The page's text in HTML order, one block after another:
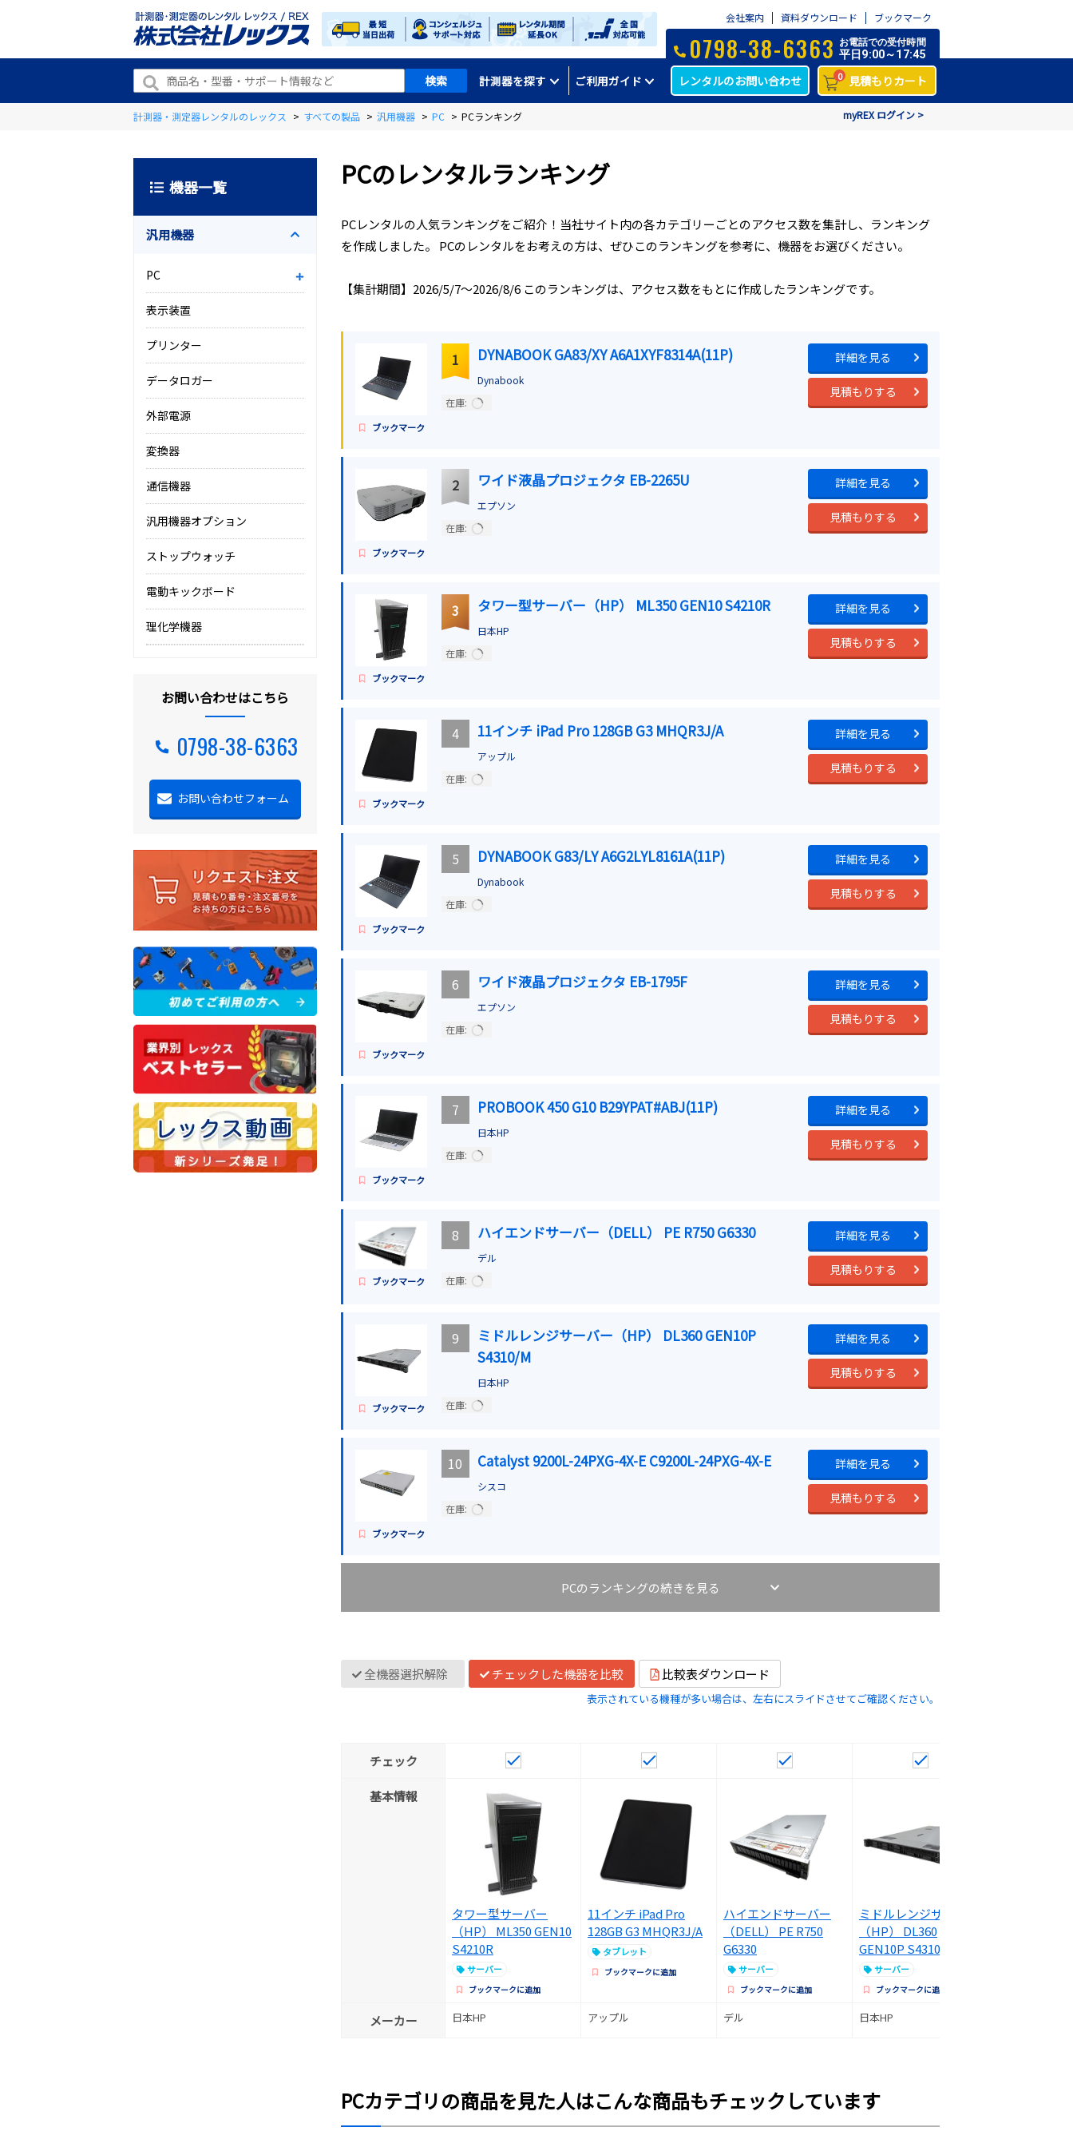
会社案内 資料ダウンロード ブックマーク
計測器を探す ご利用ガイド
0798-38-6363 お電話での受付時間
平日9:00～17:45
レンタルのお問い合わせ 0 見積もりカート
myREX ログイン >
計測器・測定器レンタルのレックス > すべての製品 > 汎用機器 > PC > PCランキング
PCのレンタルランキング
PCレンタルの人気ランキングをご紹介！当社サイト内の各カテゴリーごとのアクセス数を集計し、ランキング
を作成しました。 PCのレンタルをお考えの方は、ぜひこのランキングを参考に、機器をお選びください。
【集計期間】 2026/5/7～2026/8/6 このランキングは、アクセス数をもとに作成したランキングです。
ブックマーク
1 DYNABOOK GA83/XY A6A1XYF8314A(11P)
Dynabook
在庫:
詳細を見る
見積もりする
ブックマーク
2 ワイド液晶プロジェクタ EB-2265U
エプソン
在庫:
詳細を見る
見積もりする
ブックマーク
3 タワー型サーバー（HP） ML350 GEN10 S4210R
日本HP
在庫:
詳細を見る
見積もりする
ブックマーク
4 11インチ iPad Pro 128GB G3 MHQR3J/A
アップル
在庫:
詳細を見る
見積もりする
ブックマーク
5 DYNABOOK G83/LY A6G2LYL8161A(11P)
Dynabook
在庫:
詳細を見る
見積もりする
ブックマーク
6 ワイド液晶プロジェクタ EB-1795F
エプソン
在庫:
詳細を見る
見積もりする
ブックマーク
7 PROBOOK 450 G10 B29YPAT#ABJ(11P)
日本HP
在庫:
詳細を見る
見積もりする
ブックマーク
8 ハイエンドサーバー（DELL） PE R750 G6330
デル
在庫:
詳細を見る
見積もりする
ブックマーク
9
ミドルレンジサーバー（HP） DL360 GEN10P
S4310/M
日本HP
在庫:
詳細を見る
見積もりする
ブックマーク
10 Catalyst 9200L-24PXG-4X-E C9200L-24PXG-4X-E
シスコ
在庫:
詳細を見る
見積もりする
PCのランキングの続きを見る
全機器選択解除 チェックした機器を比較 比較表ダウンロード
表示されている機種が多い場合は、左右にスライドさせてご確認ください。
チェック
基本情報
タワー型サーバー
（HP） ML350 GEN10
S4210R
サーバー
ブックマークに追加
11インチ iPad Pro
128GB G3 MHQR3J/A
タブレット
ブックマークに追加
ハイエンドサーバー
（DELL） PE R750
G6330
サーバー
ブックマークに追加
ミドルレンジサーバー
（HP） DL360
GEN10P S4310/M
サーバー
ブックマークに追加
メーカー 日本HP アップル デル 日本HP
PCカテゴリの商品を見た人はこんな商品もチェックしています
機器一覧
汎用機器
PC
表示装置
プリンター
データロガー
外部電源
変換器
通信機器
汎用機器オプション
ストップウォッチ
電動キックボード
理化学機器
お問い合わせはこちら
0798-38-6363
お問い合わせフォーム